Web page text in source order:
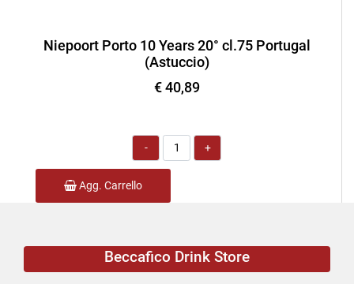
Niepoort Porto 10 Years 20° cl.75 Portugal
(Astuccio)
€ 40,89
Quantità
Agg. Carrello
Beccafico Drink Store